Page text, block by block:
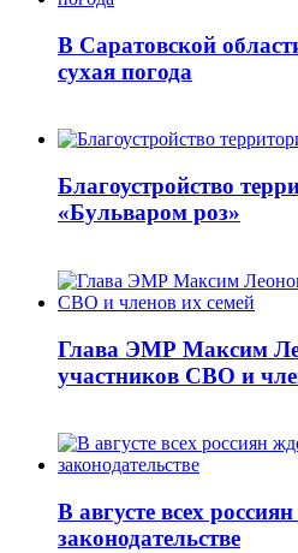
В Саратовской
сухая погода
Благоустройство
«Бульваром роз»
Глава ЭМР Максим
участников СВО и
В августе всех
законодательстве